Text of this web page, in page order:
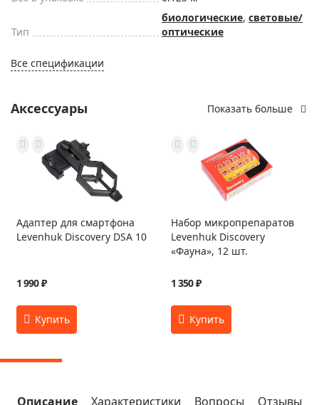
Тип
биологические, световые/
оптические
Все спецификации
Аксессуары Показать больше
Адаптер для смартфона
Levenhuk Discovery DSA 10
1 990 ₽
Набор микропрепаратов
Levenhuk Discovery
«Фауна», 12 шт.
1 350 ₽
Описание Характеристики Вопросы Отзывы